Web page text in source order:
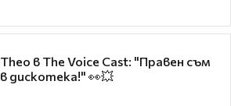
Theo в The Voice Cast: "Правен съм
в дискотека!" 👀💥